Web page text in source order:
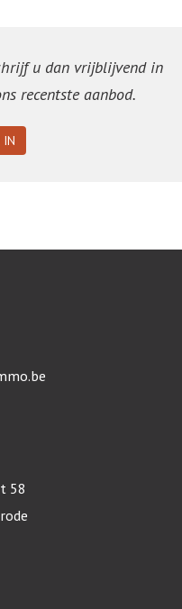
u dan vrijblijvend in
recentste aanbod.
IN
58